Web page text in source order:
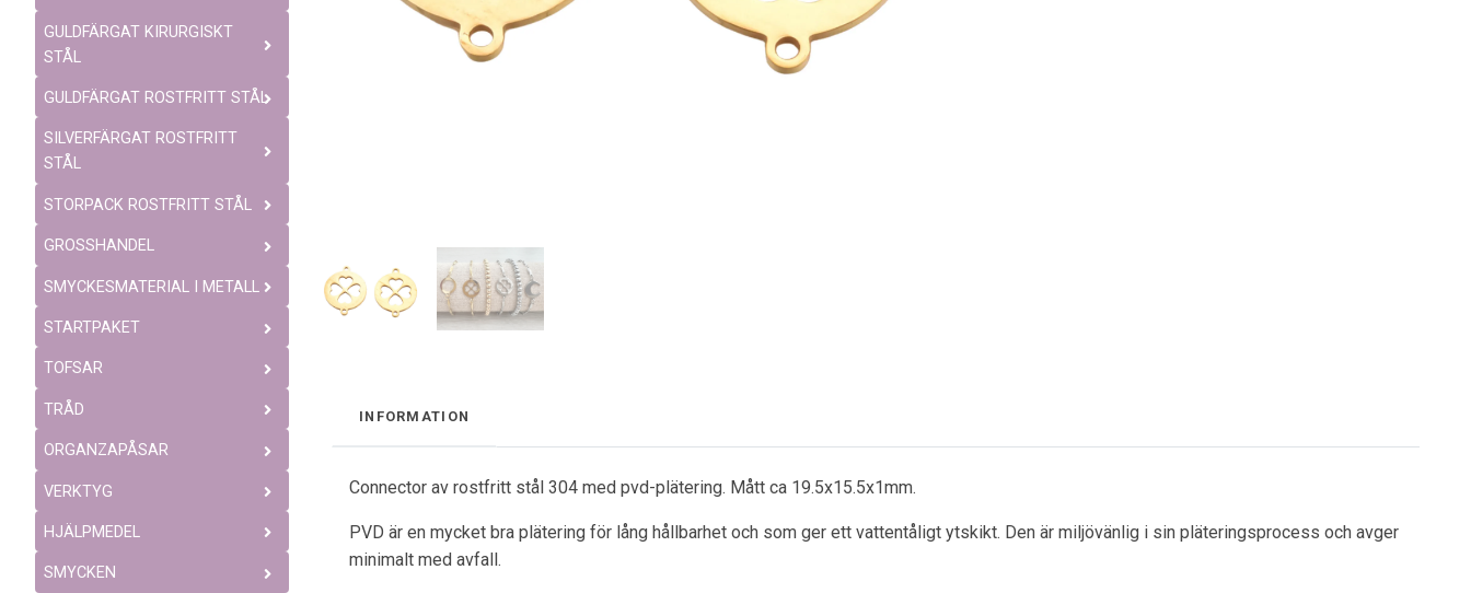
GULDFÄRGAT KIRURGISKT
STÅL
GULDFÄRGAT ROSTFRITT STÅL
SILVERFÄRGAT ROSTFRITT
STÅL
STORPACK ROSTFRITT STÅL
GROSSHANDEL
SMYCKESMATERIAL I METALL
STARTPAKET
TOFSAR
TRÅD
ORGANZAPÅSAR
VERKTYG
HJÄLPMEDEL
SMYCKEN
INFORMATION
Connector av rostfritt stål 304 med pvd-plätering. Mått ca 19.5x15.5x1mm.
PVD är en mycket bra plätering för lång hållbarhet och som ger ett vattentåligt ytskikt. Den är miljövänlig i sin pläteringsprocess och avger
minimalt med avfall.